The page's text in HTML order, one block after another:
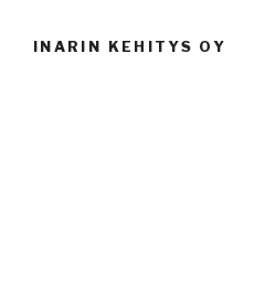
INARIN KEHITYS OY